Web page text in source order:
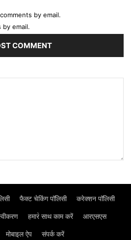
by email.
email.
फैक्ट चेकिंग पॉलिसी करेक्शन पॉलिसी
हमार॓ साथ काम करें आरएसएस
मोबाइल ऐप संपर्क करें